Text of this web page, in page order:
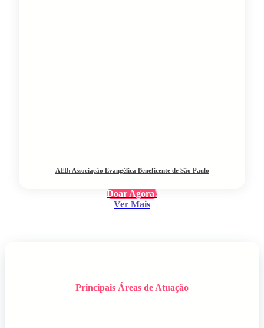
AEB: Associação Evangélica Beneficente de São Paulo
Doar Agora!
Ver Mais
Principais Áreas de Atuação